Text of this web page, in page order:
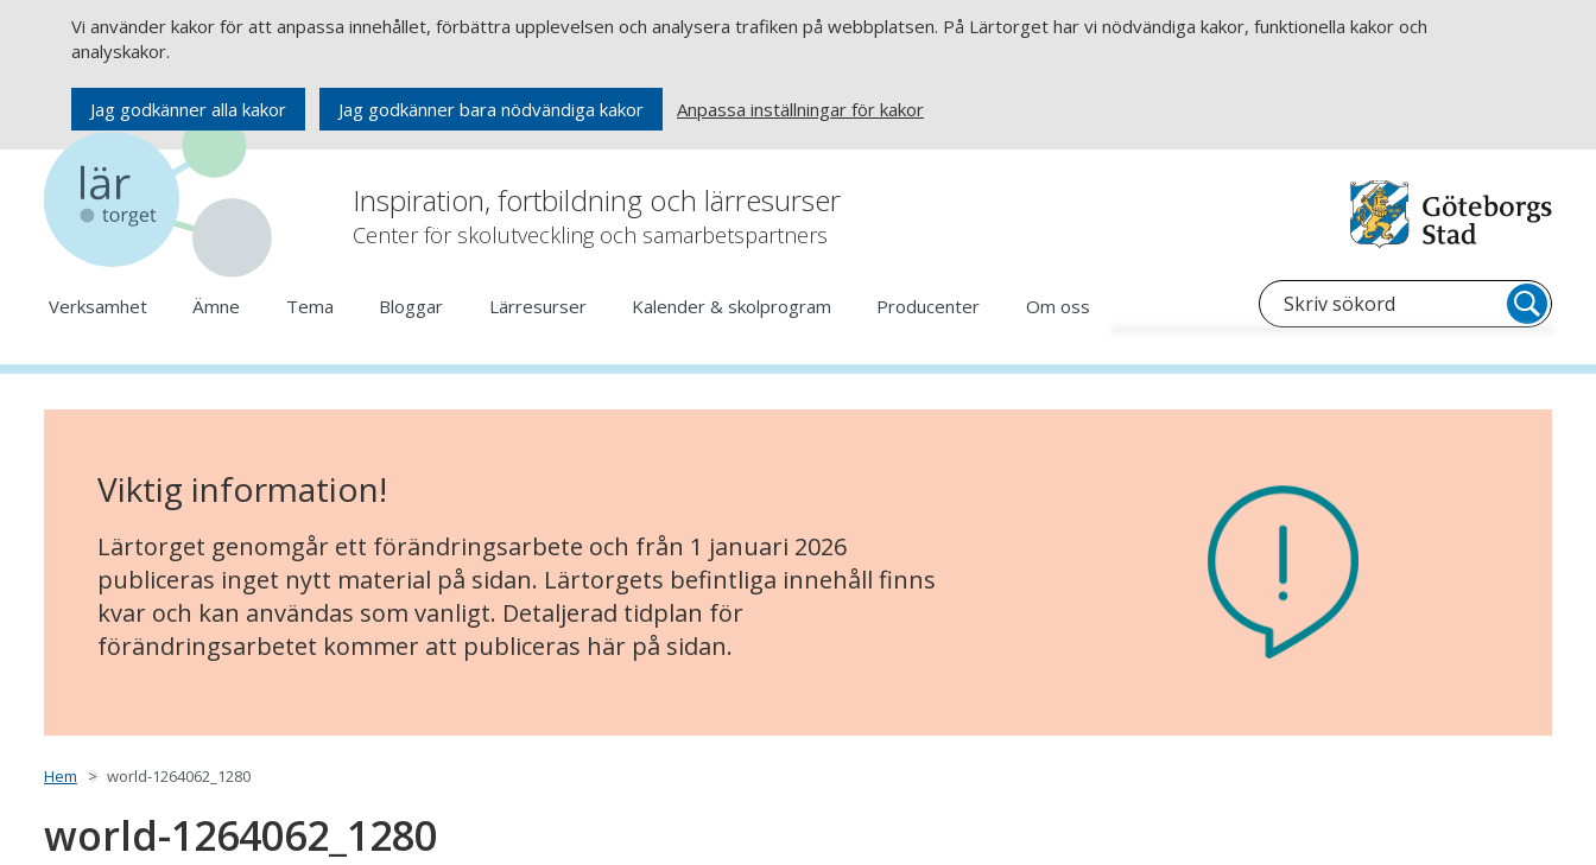
Vi använder kakor för att anpassa innehållet, förbättra upplevelsen och analysera trafiken på webbplatsen. På Lärtorget har vi nödvändiga kakor, funktionella kakor och
analyskakor.
Jag godkänner alla kakor Jag godkänner bara nödvändiga kakor Anpassa inställningar för kakor
Inspiration, fortbildning och lärresurser
Center för skolutveckling och samarbetspartners
Verksamhet Ämne Tema Bloggar Lärresurser Kalender & skolprogram Producenter Om oss
Viktig information!
Lärtorget genomgår ett förändringsarbete och från 1 januari 2026
publiceras inget nytt material på sidan. Lärtorgets befintliga innehåll finns
kvar och kan användas som vanligt. Detaljerad tidplan för
förändringsarbetet kommer att publiceras här på sidan.
Hem world-1264062_1280
world-1264062_1280